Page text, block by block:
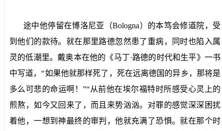
途中他停留在博洛尼亚（Bologna）的本笃会修道院，受
到他们的款待。就在那里路德忽然患了重病，同时也陷入属
灵的低潮里。戴奥本在他的《马丁·路德的时代和生平》一书
中写道，“如果他就那样死了，死在远离德国的异乡，那将是
多么可悲的命运啊！”“从前他在埃尔福特时所感受心灵上的
煎熬，如今又回来了，而且来势汹汹。对罪的感觉深深困扰
着他，一想到神最终的审判，他就充满了恐惧。就在那个时